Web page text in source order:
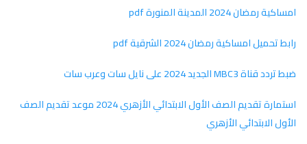
امساكية رمضان 2024 المدينة المنورة pdf
رابط تحميل امساكية رمضان 2024 الشرقية pdf
ضبط تردد قناة MBC3 الجديد 2024 على نايل سات وعرب سات
استمارة تقديم الصف الأول الابتدائي الأزهري 2024 موعد تقديم الصف
الأول الابتدائي الأزهري